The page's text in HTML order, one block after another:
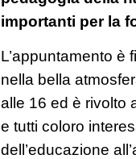
importanti per la
L’appuntamento è
nella bella
alle 16 ed è rivolto
e tutti coloro
dell’educazione